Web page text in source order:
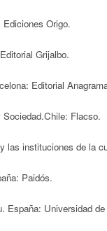
Origo.
Grijalbo.
Editorial
Flacso.
las instituciones de la
Paidós.
España: Universidad